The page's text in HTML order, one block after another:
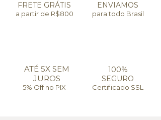
FRETE GRÁTIS
a partir de R$800
ATÉ 5X SEM
JUROS
5% Off no PIX
ENVIAMOS
para todo Brasil
100%
SEGURO
Certificado SSL